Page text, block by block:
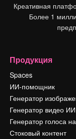
Креативная
Более 1
Продукция
Spaces
ИИ-помощник
Генератор
Генератор видео ИИ
Генератор голоса
Стоковый контент